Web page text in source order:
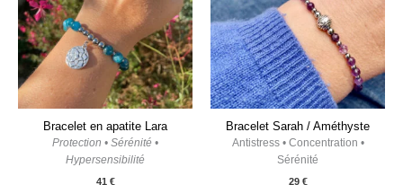
Bracelet en apatite Lara
Protection • Sérénité •
Hypersensibilité
41 €
Bracelet Sarah / Améthyste
Antistress • Concentration •
Sérénité
29 €